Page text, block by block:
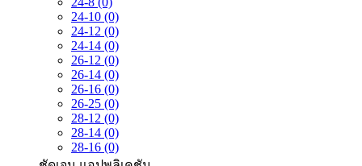
24-10 (0)
24-12 (0)
24-14 (0)
26-12 (0)
26-14 (0)
26-16 (0)
26-25 (0)
28-12 (0)
28-14 (0)
28-16 (0)